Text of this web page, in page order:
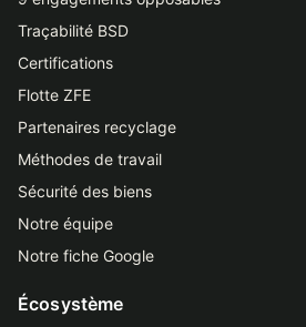
Traçabilité BSD
Certifications
Flotte ZFE
Partenaires recyclage
Méthodes de travail
Sécurité des biens
Notre équipe
Notre fiche Google
Écosystème